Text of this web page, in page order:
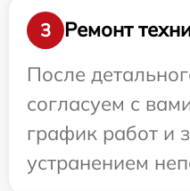
3
Ремонт
После
согласуем с
график работ и
устранением